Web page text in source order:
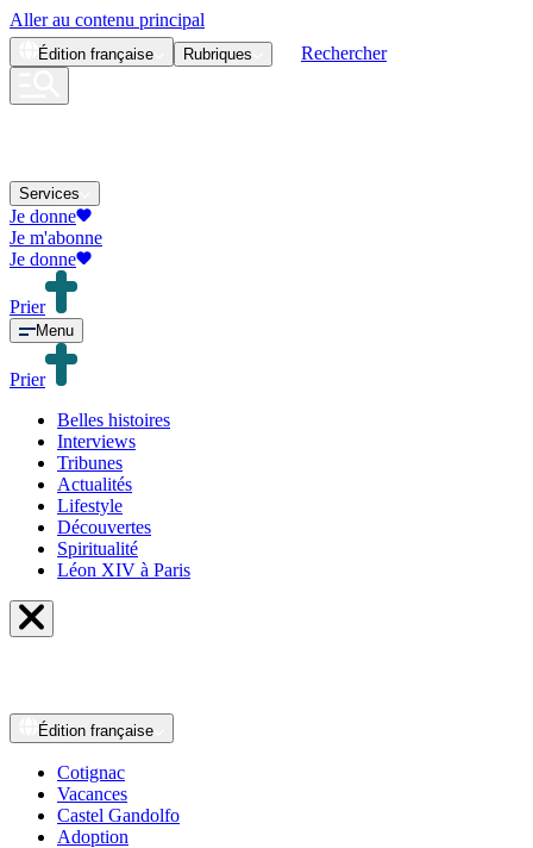
Aller au contenu principal
Édition française Rubriques Rechercher
Services
Je donne
Je m'abonne
Je donne
Prier
Menu
Prier
Belles histoires
Interviews
Tribunes
Actualités
Lifestyle
Découvertes
Spiritualité
Léon XIV à Paris
Édition française
Cotignac
Vacances
Castel Gandolfo
Adoption